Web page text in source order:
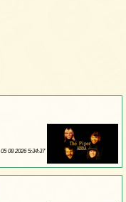
05 08 2026 5:34:37